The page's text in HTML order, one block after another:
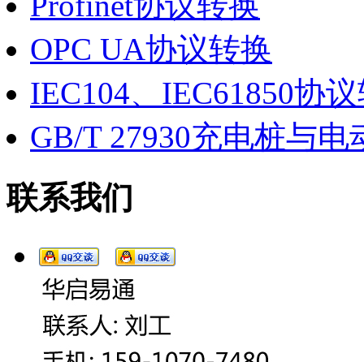
OPC UA协议转换
IEC104、IEC61850协
GB/T 27930充电桩与
联系我们